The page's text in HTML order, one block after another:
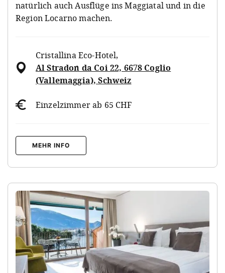
natürlich auch Ausflüge ins Maggiatal und in die
Region Locarno machen.
Cristallina Eco-Hotel,
Al Stradon da Coi 22, 6678 Coglio
(Vallemaggia), Schweiz
Einzelzimmer ab 65 CHF
MEHR INFO